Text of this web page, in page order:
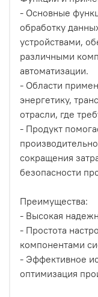
- Основные
обработку
устройствами,
различными
автоматизации.
- Области
энергетику,
отрасли, где
- Продукт
сокращения
безопасности
Преимущества:
- Высокая
- Простота
компонентами
- Эффективное
оптимизация